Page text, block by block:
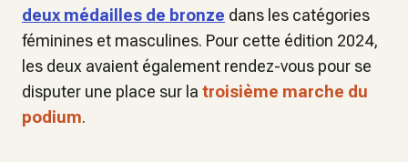
deux médailles de bronze dans les catégories
féminines et masculines. Pour cette édition 2024,
les deux avaient également rendez-vous pour se
disputer une place sur la troisième marche du
podium.